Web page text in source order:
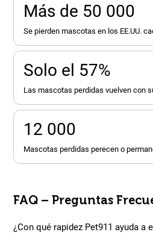
Más de 50 000
se pierden mascotas en los EE.UU.
Solo el 57%
las mascotas perdidas vuelven con
12 000
mascotas perdidas perecen o
FAQ – Preguntas
¿Con qué rapidez Pet911 ayuda a